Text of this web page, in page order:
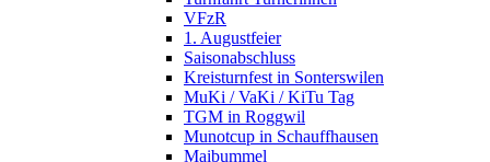
VFzR
1. Augustfeier
Saisonabschluss
Kreisturnfest in Sonterswilen
MuKi / VaKi / KiTu Tag
TGM in Roggwil
Munotcup in Schauffhausen
Maibummel